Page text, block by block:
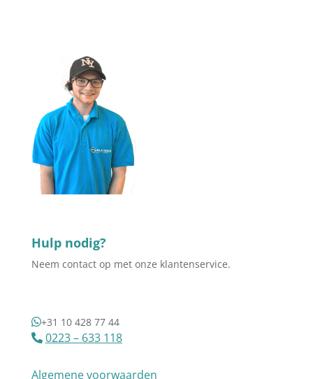
Hulp nodig?
Neem contact op met onze klantenservice.
+31 10 428 77 44
0223 – 633 118
Algemene voorwaarden